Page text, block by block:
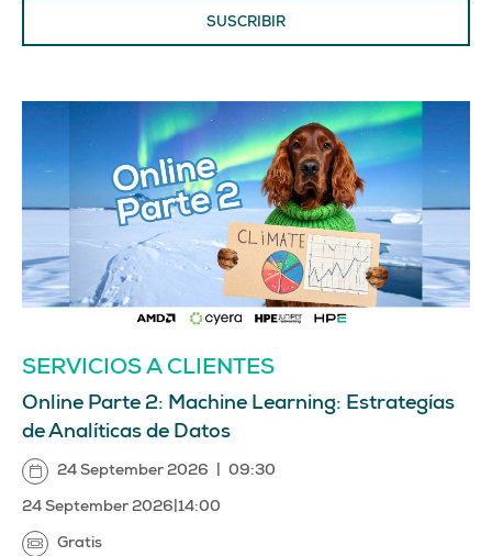
SUSCRIBIR
SERVICIOS A CLIENTES
Online Parte 2: Machine Learning: Estrategías
de Analíticas de Datos
24 September 2026 09:30
24 September 2026 14:00
Gratis